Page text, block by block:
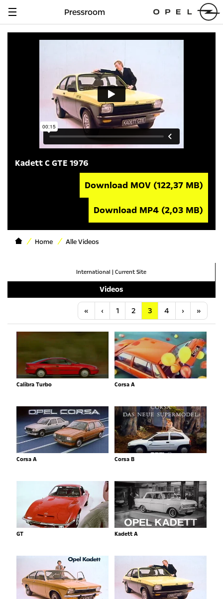
Navigation
Pressroom
Kadett C GTE 1976
Download MOV (122,37 MB)
Download MP4 (2,03 MB)
Home Alle Videos
International | Current Site
Videos
« Anfang
‹ Vorherige
1 2 3 4 ›Nächste
»
Calibra Turbo Corsa A
Corsa A Corsa B
GT Kadett A